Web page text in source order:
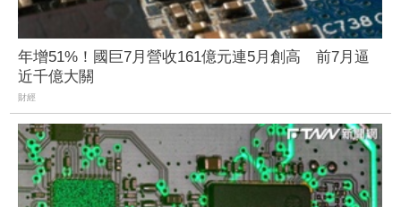
年增51%！國巨7月營收161億元連5月創高 前7月逼
近千億大關
財經